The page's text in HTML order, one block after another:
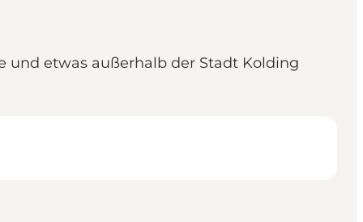
und etwas außerhalb der Stadt Kolding